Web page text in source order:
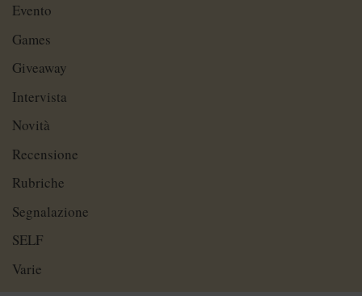
Evento
Games
Giveaway
Intervista
Novità
Recensione
Rubriche
Segnalazione
SELF
Varie